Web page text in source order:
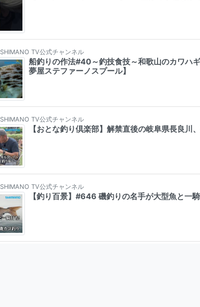
SHIMANO TV公式チャンネル
船釣りの作法#40～釣技食技～和歌山のカワハ
夢屋ステファーノスプール】
SHIMANO TV公式チャンネル
【おとな釣り倶楽部】解禁直後の岐阜県長良
SHIMANO TV公式チャンネル
【釣り百景】#646 磯釣りの名手が大型魚と一